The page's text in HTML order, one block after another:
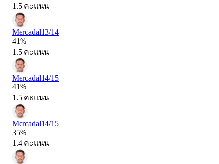
1.5 คะแนน
Mercadal13/14
41%
1.5 คะแนน
Mercadal14/15
41%
1.5 คะแนน
Mercadal14/15
35%
1.4 คะแนน